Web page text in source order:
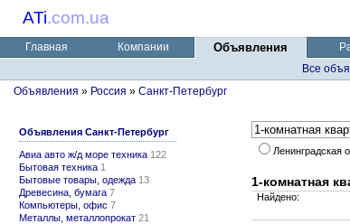
ATi.com.ua
Главная Компании Объявления
Все
Объявления » Россия » Санкт-Петербург
Объявления Санкт-Петербург
Авиа авто ж/д море техника 122
Бытовая техника 1
Бытовые товары, одежда 13
Древесина, бумага 7
Компьютеры, офис 7
Металлы, металлопрокат 21
Ленинградская
1-комнатная
Найдено: